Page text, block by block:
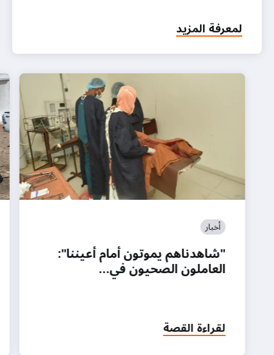
لمعرفة المزيد
أخبار
"شاهدناهم يموتون أمام أعيننا":
العاملون الصحيون في…
لقراءة القصة